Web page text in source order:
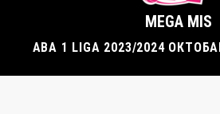
MEGA MIS
ABA 1 LIGA 2023/2024